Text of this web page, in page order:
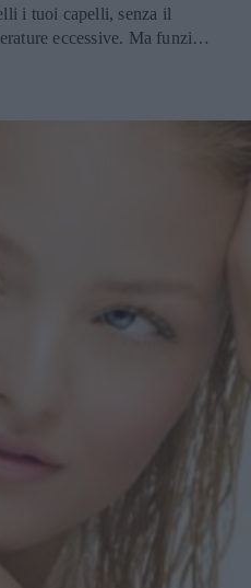
i tuoi capelli, senza il
eccessive. Ma funziona